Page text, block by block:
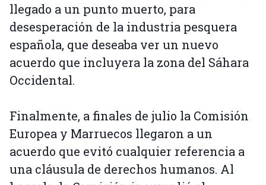
llegado a un punto muerto, para
desesperación de la industria pesquera
española, que deseaba ver un nuevo
acuerdo que incluyera la zona del Sáhara
Occidental.
Finalmente, a finales de julio la Comisión
Europea y Marruecos llegaron a un
acuerdo que evitó cualquier referencia a
una cláusula de derechos humanos. Al